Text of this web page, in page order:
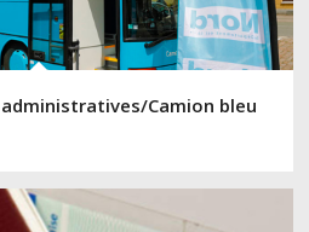
Camion bleu